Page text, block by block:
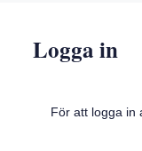
Logga in
För att logga in